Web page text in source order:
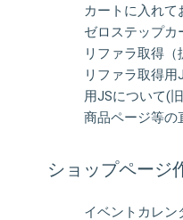
カートに入れて
ゼロステップカ
リファラ取得（
リファラ取得
用JSについて(
商品ページ等の
ショップページ
イベントカレン